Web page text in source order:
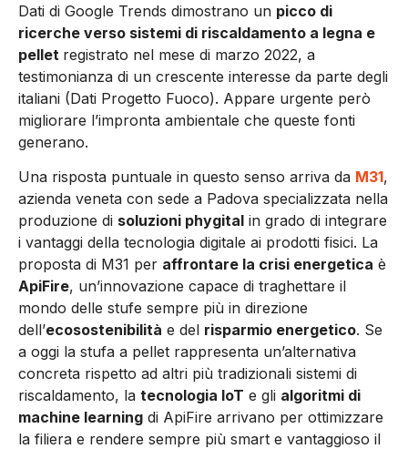
Dati di Google Trends dimostrano un picco di
ricerche verso sistemi di riscaldamento a legna e
pellet registrato nel mese di marzo 2022, a
testimonianza di un crescente interesse da parte degli
italiani (Dati Progetto Fuoco). Appare urgente però
migliorare l’impronta ambientale che queste fonti
generano.
Una risposta puntuale in questo senso arriva da M31,
azienda veneta con sede a Padova specializzata nella
produzione di soluzioni phygital in grado di integrare
i vantaggi della tecnologia digitale ai prodotti fisici. La
proposta di M31 per affrontare la crisi energetica è
ApiFire, un’innovazione capace di traghettare il
mondo delle stufe sempre più in direzione
dell’ecosostenibilità e del risparmio energetico. Se
a oggi la stufa a pellet rappresenta un’alternativa
concreta rispetto ad altri più tradizionali sistemi di
riscaldamento, la tecnologia IoT e gli algoritmi di
machine learning di ApiFire arrivano per ottimizzare
la filiera e rendere sempre più smart e vantaggioso il